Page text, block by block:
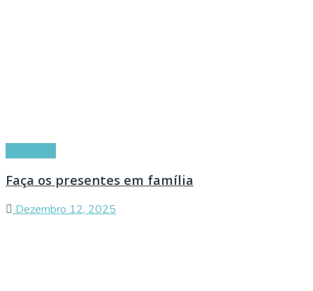
Faça os presentes em família
Dezembro 12, 2025